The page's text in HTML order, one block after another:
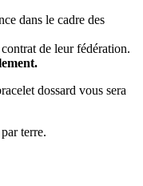
dans le cadre des
de leur fédération.
dossard vous sera
terre.